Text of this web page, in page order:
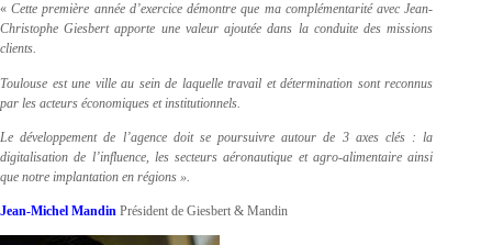
«Cette première année d’exercice démontre que ma complémentarité avec Jean-
Christophe Giesbert apporte une valeur ajoutée dans la conduite des missions
clients.
Toulouse est une ville au sein de laquelle travail et détermination sont reconnus
par les acteurs économiques et institutionnels.
Le développement de l’agence doit se poursuivre autour de 3 axes clés : la
digitalisation de l’influence, les secteurs aéronautique et agro-alimentaire ainsi
que notre implantation en régions ».
Jean-Michel Mandin Président de Giesbert & Mandin